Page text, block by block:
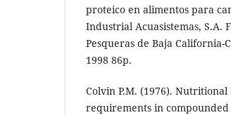
proteico en alimentos para
Industrial Acuasistemas, S.A.
Pesqueras de Baja California-
1998 86p.
Colvin P.M. (1976).
requirements in